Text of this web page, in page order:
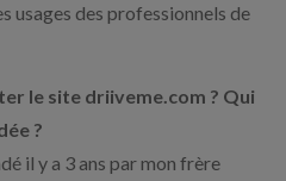
usages des professionnels de
le site driiveme.com ? Qui
?
il y a 3 ans par mon frère